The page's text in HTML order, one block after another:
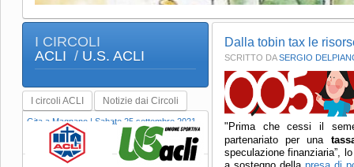
Dalla tobin tax le
SCRITTO DASERGIO
"Prima che cessi il
partenariato per una
speculazione finanziaria”,
I CIRCOLI
ACLI / U.S. ACLI
I circoli ACLI Notizie dai Circoli
Gita a Magnano | Sabato 25 settembre 2021
Manuela Abbate